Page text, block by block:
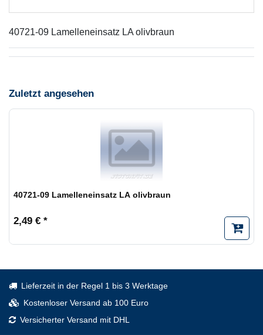
40721-09 Lamelleneinsatz LA olivbraun
Zuletzt angesehen
40721-09 Lamelleneinsatz LA olivbraun
2,49 € *
Lieferzeit in der Regel 1 bis 3 Werktage
Kostenloser Versand ab 100 Euro
Versicherter Versand mit DHL